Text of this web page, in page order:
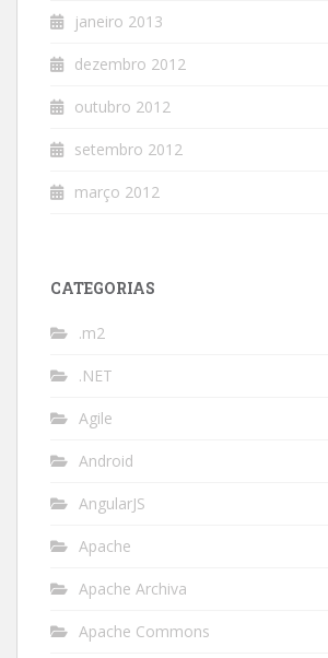
janeiro 2013
dezembro 2012
outubro 2012
setembro 2012
março 2012
CATEGORIAS
.m2
.NET
Agile
Android
AngularJS
Apache
Apache Archiva
Apache Commons